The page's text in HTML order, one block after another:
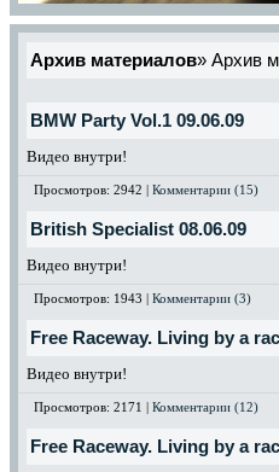
Архив материалов» Архив
BMW Party Vol.1 09.06.09
Видео внутри!
Просмотров: 2942 | Комментарии (15)
British Specialist 08.06.09
Видео внутри!
Просмотров: 1943 | Комментарии (3)
Free Raceway. Living by a
Видео внутри!
Просмотров: 2171 | Комментарии (12)
Free Raceway. Living by a